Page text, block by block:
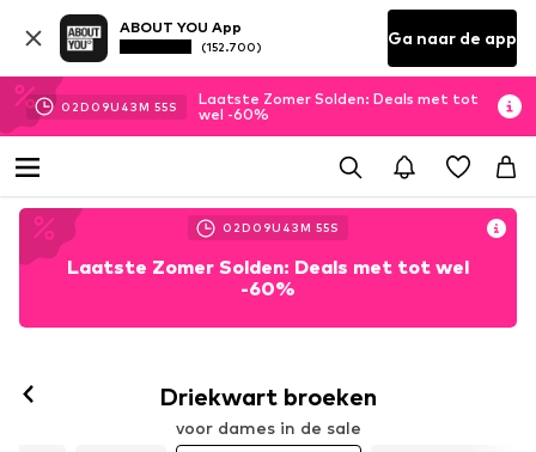
ABOUT YOU App
(152.700) Ga naar de app
02D 09U 43M 54S
Laatste Zomer Solden: Deals met tot
wel -60%
02D 09U 43M 54S
Laatste Zomer Solden: Deals met tot wel
-60%
Driekwart broeken
voor dames in de sale